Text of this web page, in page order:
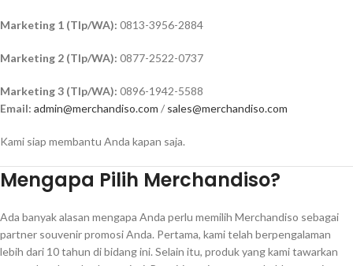
Marketing 1 (Tlp/WA): 0813-3956-2884
Marketing 2 (Tlp/WA): 0877-2522-0737
Marketing 3 (Tlp/WA): 0896-1942-5588
Email: admin@merchandiso.com / sales@merchandiso.com
Kami siap membantu Anda kapan saja.
Mengapa Pilih Merchandiso?
Ada banyak alasan mengapa Anda perlu memilih Merchandiso sebagai
partner souvenir promosi Anda. Pertama, kami telah berpengalaman
lebih dari 10 tahun di bidang ini. Selain itu, produk yang kami tawarkan